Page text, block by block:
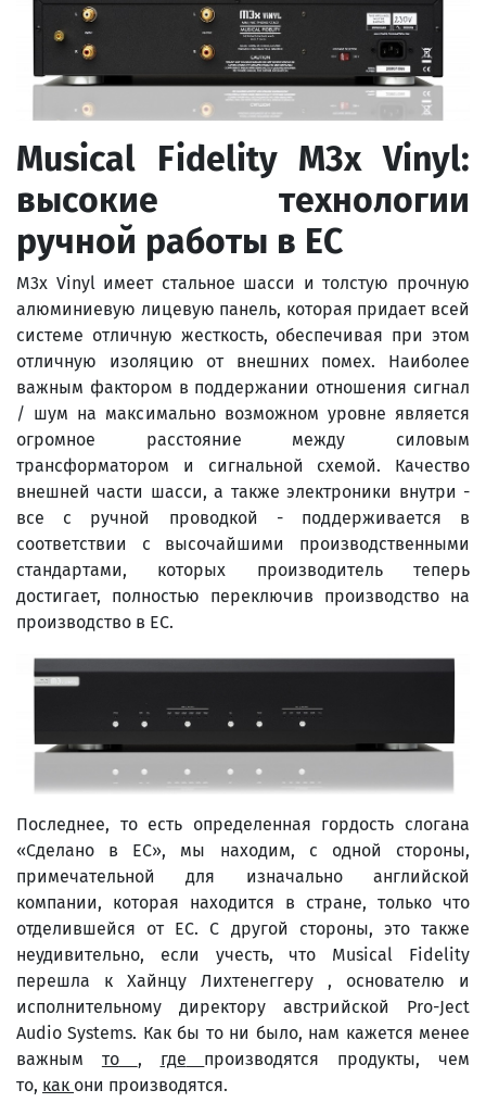
Musical Fidelity M3x Vinyl:
высокие технологии
ручной работы в ЕС
M3x Vinyl имеет стальное шасси и толстую прочную
алюминиевую лицевую панель, которая придает всей
системе отличную жесткость, обеспечивая при этом
отличную изоляцию от внешних помех. Наиболее
важным фактором в поддержании отношения сигнал
/ шум на максимально возможном уровне является
огромное расстояние между силовым
трансформатором и сигнальной схемой. Качество
внешней части шасси, а также электроники внутри -
все с ручной проводкой - поддерживается в
соответствии с высочайшими производственными
стандартами, которых производитель теперь
достигает, полностью переключив производство на
производство в ЕС.
Последнее, то есть определенная гордость слогана
«Сделано в ЕС», мы находим, с одной стороны,
примечательной для изначально английской
компании, которая находится в стране, только что
отделившейся от ЕС. С другой стороны, это также
неудивительно, если учесть, что Musical Fidelity
перешла к Хайнцу Лихтенеггеру , основателю и
исполнительному директору австрийской Pro-Ject
Audio Systems. Как бы то ни было, нам кажется менее
важным то , где
производятся продукты, чем
то, как они производятся.